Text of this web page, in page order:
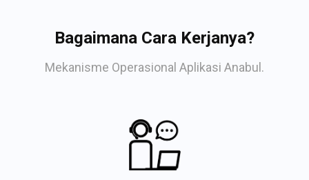
Bagaimana Cara Kerjanya?
Mekanisme Operasional Aplikasi Anabul.